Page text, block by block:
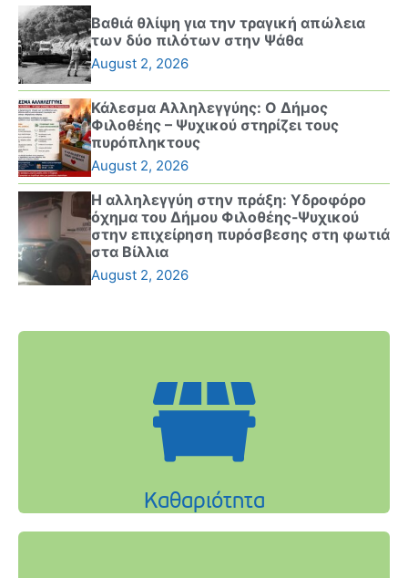
Βαθιά θλίψη για την τραγική απώλεια
των δύο πιλότων στην Ψάθα
August 2, 2026
Κάλεσμα Αλληλεγγύης: Ο Δήμος
Φιλοθέης – Ψυχικού στηρίζει τους
πυρόπληκτους
August 2, 2026
Η αλληλεγγύη στην πράξη: Υδροφόρο
όχημα του Δήμου Φιλοθέης-Ψυχικού
στην επιχείρηση πυρόσβεσης στη φωτιά
στα Βίλλια
August 2, 2026